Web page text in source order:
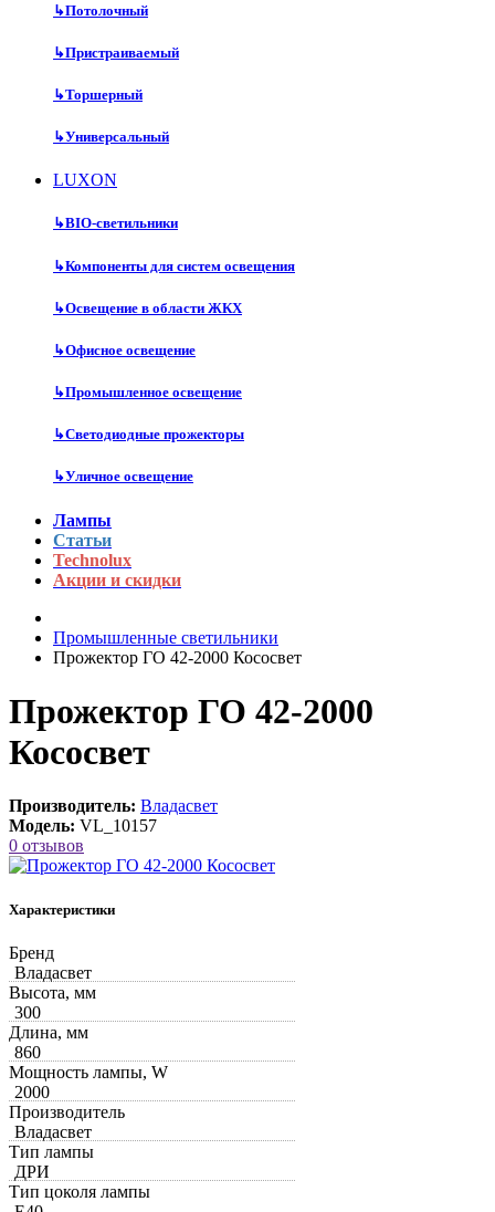
↳Потолочный
↳Пристраиваемый
↳Торшерный
↳Универсальный
LUXON
↳BIO-светильники
↳Компоненты для систем освещения
↳Освещение в области ЖКХ
↳Офисное освещение
↳Промышленное освещение
↳Светодиодные прожекторы
↳Уличное освещение
Лампы
Статьи
Technolux
Акции и скидки
Промышленные светильники
Прожектор ГО 42-2000 Кососвет
Прожектор ГО 42-2000
Кососвет
Производитель: Владасвет
Модель: VL_10157
0 отзывов
Характеристики
Бренд
Владасвет
Высота, мм
300
Длина, мм
860
Мощность лампы, W
2000
Производитель
Владасвет
Тип лампы
ДРИ
Тип цоколя лампы